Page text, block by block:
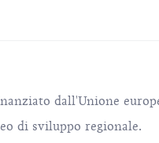
dall'Unione
di sviluppo regionale.